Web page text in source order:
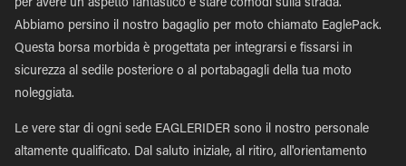
per avere un aspetto fantastico e stare comodi sulla strada.
Abbiamo persino il nostro bagaglio per moto chiamato EaglePack.
Questa borsa morbida è progettata per integrarsi e fissarsi in
sicurezza al sedile posteriore o al portabagagli della tua moto
noleggiata.
Le vere star di ogni sede EAGLERIDER sono il nostro personale
altamente qualificato. Dal saluto iniziale, al ritiro, all'orientamento